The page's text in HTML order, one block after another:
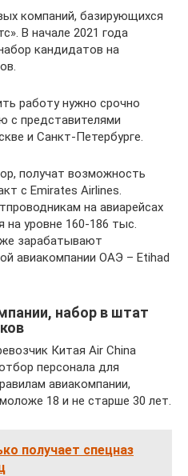
компаний, базирующихся
В начале 2021 года
кандидатов на
работу нужно срочно
с представителями
и Санкт-Петербурге.
получат возможность
с Emirates Airlines.
на авиарейсах
на уровне 160-186 тыс.
зарабатывают
авиакомпании ОАЭ – Etihad
набор в штат
Китая Air China
персонала для
авиакомпании,
18 и не старше 30 лет.
получает спецназ